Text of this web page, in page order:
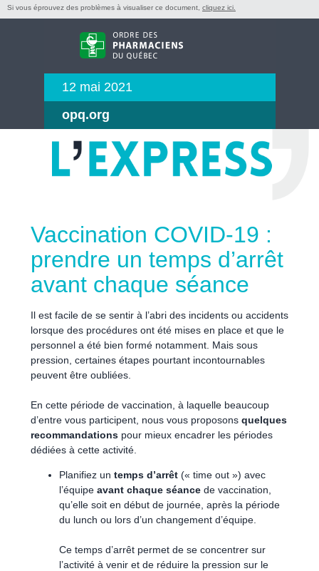
Si vous éprouvez des problèmes à visualiser ce document, cliquez ici.
12 mai 2021
opq.org
Vaccination COVID-19 :
prendre un temps d’arrêt
avant chaque séance
Il est facile de se sentir à l’abri des incidents ou accidents
lorsque des procédures ont été mises en place et que le
personnel a été bien formé notamment. Mais sous
pression, certaines étapes pourtant incontournables
peuvent être oubliées.
En cette période de vaccination, à laquelle beaucoup
d’entre vous participent, nous vous proposons quelques
recommandationspour mieux encadrer les périodes
dédiées à cette activité.
Planifiez un temps d’arrêt(« time out ») avec
l’équipe avant chaque séancede vaccination,
qu’elle soit en début de journée, après la période
du lunch ou lors d’un changement d’équipe.
Ce temps d’arrêt permet de se concentrer sur
l’activité à venir et de réduire la pression sur le